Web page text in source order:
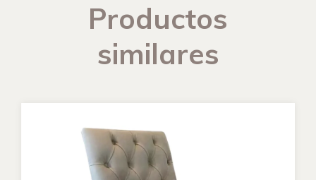
Productos
similares